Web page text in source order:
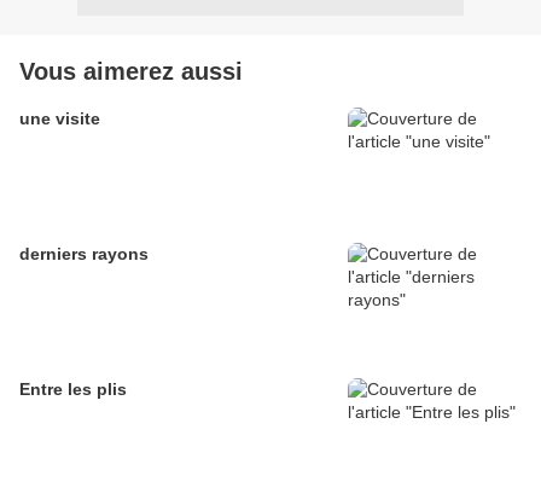
Vous aimerez aussi
une visite
derniers rayons
Entre les plis